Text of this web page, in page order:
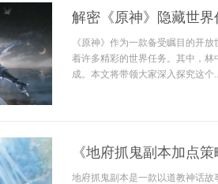
解密《原神》隐藏世
《原神》作为一款备受瞩目的开
着许多精彩的世界任务。其中，
成。本文将带领大家深入探究这个
《地府抓鬼副本加点
地府抓鬼副本是一款以道教神话